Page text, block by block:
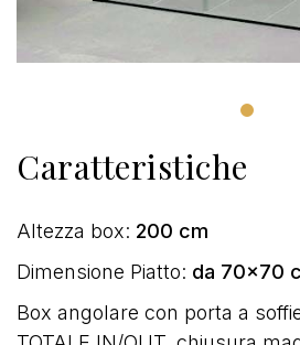
Caratteristiche
Altezza box: 200 cm
Dimensione Piatto: da 70x70
Box angolare con porta a